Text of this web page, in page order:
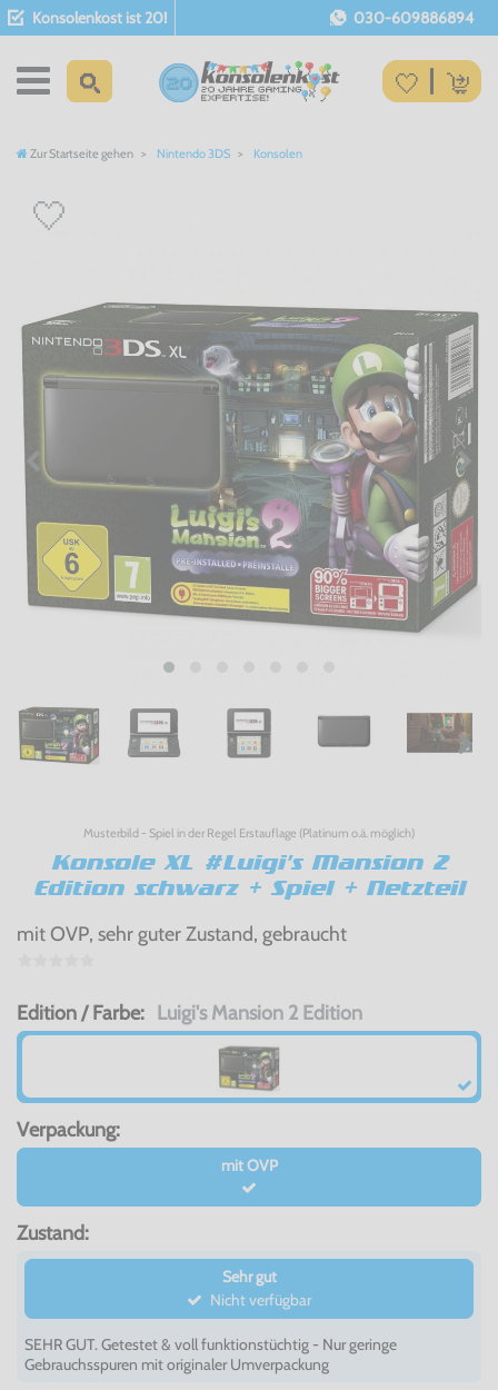
Konsolenkost ist 20! 030-609886894
Zur Startseite gehen Nintendo 3DS Konsolen
Musterbild - Spiel in der Regel Erstauflage (Platinum o.ä. möglich)
Konsole XL #Luigi's Mansion 2
Edition schwarz + Spiel + Netzteil
mit OVP, sehr guter Zustand, gebraucht
Edition / Farbe: Luigi's Mansion 2 Edition
Verpackung:
mit OVP
Zustand:
Sehr gut
Nicht verfügbar
SEHR GUT. Getestet & voll funktionstüchtig - Nur geringe
Gebrauchsspuren mit originaler Umverpackung